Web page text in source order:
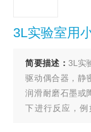
3L实验室用
简要描述： 3L实
驱动偶合器，静
润滑耐磨石墨或
下进行反应，